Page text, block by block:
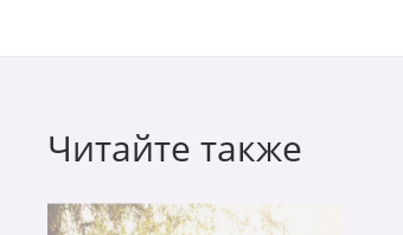
Читайте также